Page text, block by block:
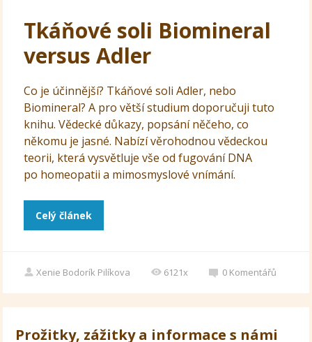
Tkáňové soli Biomineral
versus Adler
Co je účinnější? Tkáňové soli Adler, nebo
Biomineral? A pro větší studium doporučuji tuto
knihu. Vědecké důkazy, popsání něčeho, co
někomu je jasné. Nabízí věrohodnou vědeckou
teorii, která vysvětluje vše od fugování DNA
po homeopatii a mimosmyslové vnímání.
Celý článek
Xenie Bodorík Pilíkova 6121x 0 Komentářů
Prožitky, zážitky a informace s námi